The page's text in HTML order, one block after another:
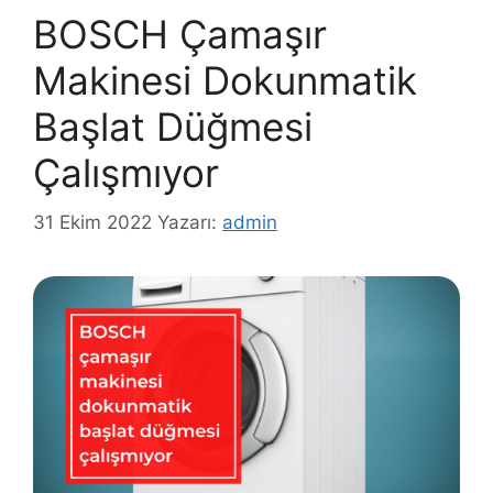
BOSCH Çamaşır
Makinesi Dokunmatik
Başlat Düğmesi
Çalışmıyor
31 Ekim 2022 Yazarı: admin